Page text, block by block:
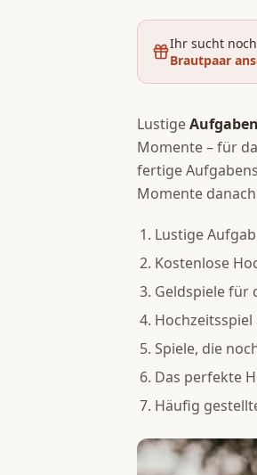
Ihr sucht
Brautpaar
Lustige
Momente – für
fertige
Momente
Lustige
Kostenlose
Geldspiele für
Hochzeitsspiel
Spiele, die
Das perfekte
Häufig